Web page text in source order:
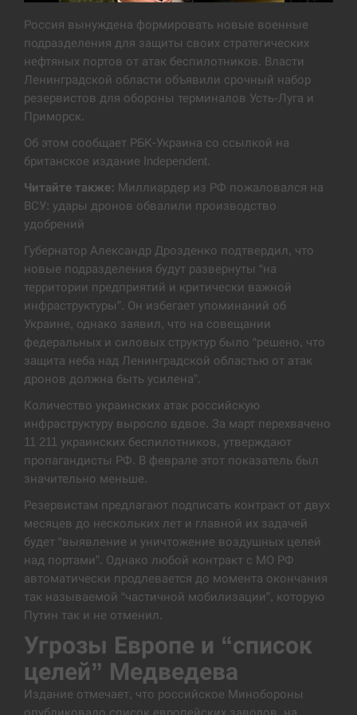
14:53
Экс-послу в США Стефанишиной вручили новое
подозрение и избирают меру…
СЕРПЕНЬ
14:40
У Росії розгортається ракетний підрозділ КНДР –
Reuters
СЕРПЕНЬ
14:23
Поставки ракет для ПВО сократились втрое,
хотя у партнеров они…
СЕРПЕНЬ
14:10
У Румунії затоплять чотири баржі для
збільшення потоку води до…
СЕРПЕНЬ
13:53
В Москве пожаловались на “кратный рост” атак
СЕРПЕНЬ
13:40
Біля українського літака в аеропорту Лейпцига
виявили дрон, ймовірно, з…
СЕРПЕНЬ
13:23
“Они должны быть уничтожены”: в МИДе
ответили, как отреагируют на…
СЕРПЕНЬ
13:10
Тайвань проводить найбільші військові
навчання на тлі загрози вторгнення з…
СЕРПЕНЬ
Россия вынуждена формировать новые военные
подразделения для защиты своих стратегических
нефтяных портов от атак беспилотников. Власти
Ленинградской области объявили срочный набор
резервистов для обороны терминалов Усть-Луга и
Приморск.
Об этом сообщает РБК-Украина со ссылкой на
британское издание Independent.
Читайте также: Миллиардер из РФ пожаловался на
ВСУ: удары дронов обвалили производство
удобрений
Губернатор Александр Дрозденко подтвердил, что
новые подразделения будут развернуты “на
территории предприятий и критически важной
инфраструктуры”. Он избегает упоминаний об
Украине, однако заявил, что на совещании
федеральных и силовых структур было “решено, что
защита неба над Ленинградской областью от атак
дронов должна быть усилена”.
Количество украинских атак российскую
инфраструктуру выросло вдвое. За март перехвачено
11 211 украинских беспилотников, утверждают
пропагандисты РФ. В феврале этот показатель был
значительно меньше.
Резервистам предлагают подписать контракт от двух
месяцев до нескольких лет и главной их задачей
будет “выявление и уничтожение воздушных целей
над портами”. Однако любой контракт с МО РФ
автоматически продлевается до момента окончания
так называемой “частичной мобилизации”, которую
Путин так и не отменил.
Угрозы Европе и “список
целей” Медведева
Издание отмечает, что российское Минобороны
опубликовало список европейских заводов, на